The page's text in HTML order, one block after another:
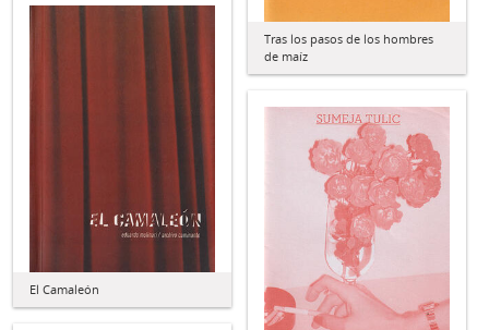
Tras los pasos de los hombres
de maíz
El Camaleón